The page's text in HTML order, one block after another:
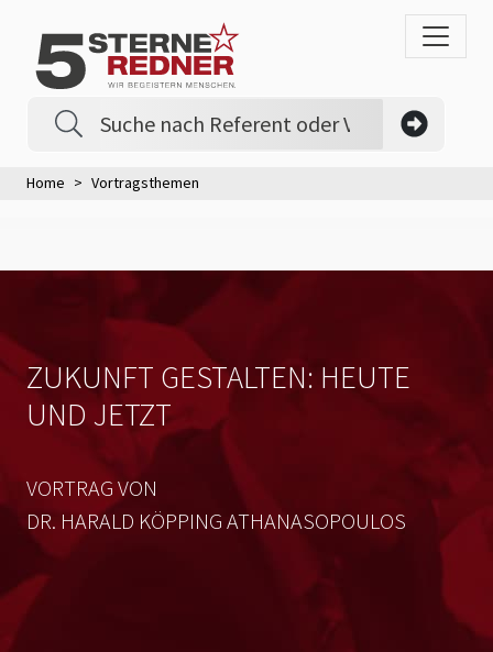
Home Vortragsthemen
ZUKUNFT GESTALTEN: HEUTE
UND JETZT
VORTRAG VON
DR. HARALD KÖPPING ATHANASOPOULOS